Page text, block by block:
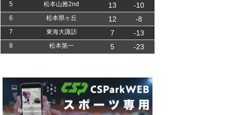
5 松本山雅2nd 13 -10
6 松本県ヶ丘 12 -8
7 東海大諏訪 7 -13
8 松本第一 5 -23